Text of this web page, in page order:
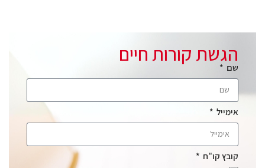
הגשת קורות חיים
שם
אימייל
קובץ קו"ח